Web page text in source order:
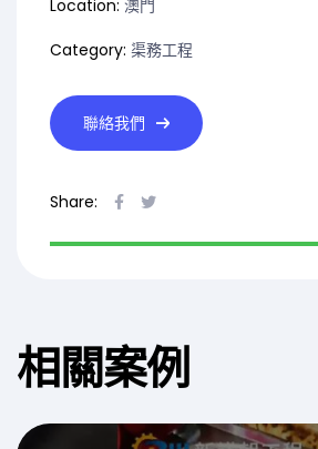
Location: 澳門
Category: 渠務工程
聯絡我們
Share: Facebook
Twitter
相關案例